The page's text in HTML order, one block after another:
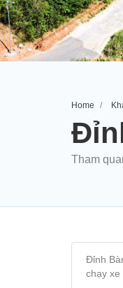
Home
Tham
Đỉnh
chạy xe